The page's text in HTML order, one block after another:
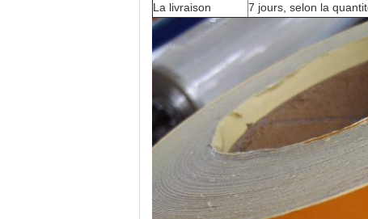
La livraison
7 jours, selon la